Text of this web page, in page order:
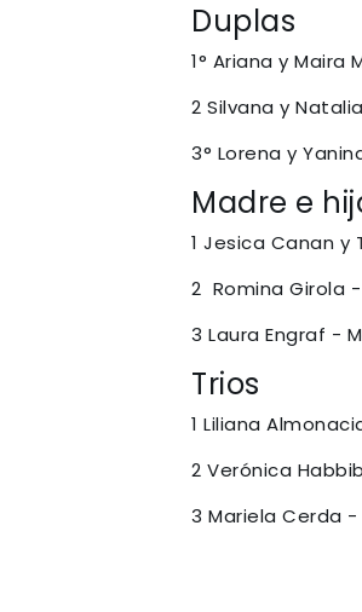
Duplas
1° Ariana y Maira
2 Silvana y
3° Lorena y
Madre e
1 Jesica Canan y
2 Romina Girola
3 Laura Engraf -
Trios
1 Liliana
2 Verónica
3 Mariela Cerda -